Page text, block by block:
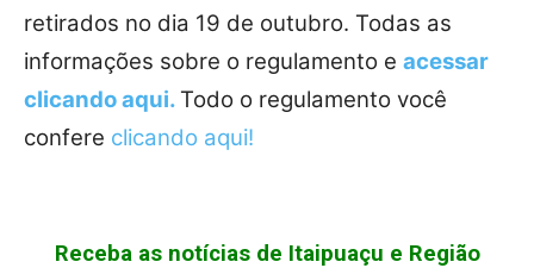
retirados no dia 19 de outubro. Todas as
informações sobre o regulamento e acessar
clicando aqui. Todo o regulamento você
confere clicando aqui!
Receba as notícias de Itaipuaçu e Região